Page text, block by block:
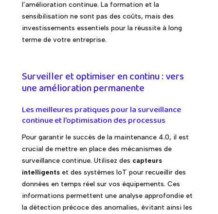
l’amélioration continue. La formation et la
sensibilisation ne sont pas des coûts, mais des
investissements essentiels pour la réussite à long
terme de votre entreprise.
Surveiller et optimiser en continu : vers
une amélioration permanente
Les meilleures pratiques pour la surveillance
continue et l’optimisation des processus
Pour garantir le succès de la maintenance 4.0, il est
crucial de mettre en place des mécanismes de
surveillance continue. Utilisez des capteurs
intelligentset des systèmes IoT pour recueillir des
données en temps réel sur vos équipements. Ces
informations permettent une analyse approfondie et
la détection précoce des anomalies, évitant ainsi les